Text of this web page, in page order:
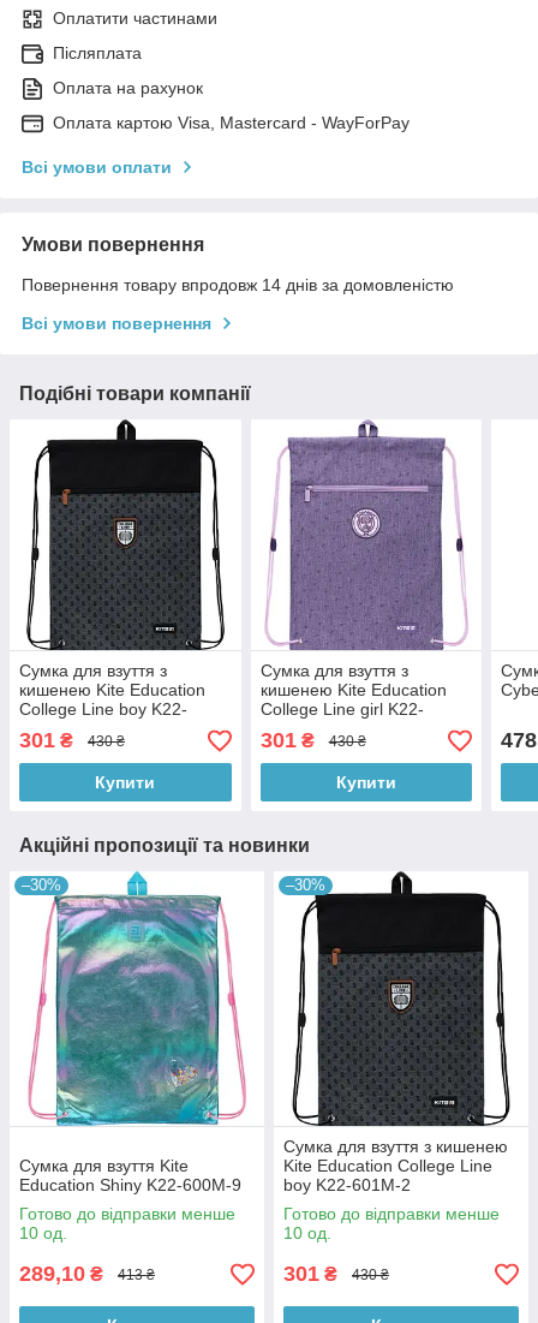
Оплатити частинами
Післяплата
Оплата на рахунок
Оплата картою Visa, Mastercard - WayForPay
Всі умови оплати
Умови повернення
Повернення товару впродовж 14 днів за домовленістю
Всі умови повернення
Подібні товари компанії
Сумка для взуття з
кишенею Kite Education
College Line boy K22-
601M-2
301 ₴ 430 ₴
Купити
Сумка для взуття з
кишенею Kite Education
College Line girl K22-
601M-1
301₴ 430 ₴
Купити
Акційні пропозиції та новинки
–30%
Сумка для взуття Kite
Education Shiny K22-600M-9
Готово до відправки менше
10 од.
289,10 ₴ 413 ₴
–30%
Сумка для взуття з кишенею
Kite Education College Line
boy K22-601M-2
Готово до відправки менше
10 од.
301 ₴ 430 ₴